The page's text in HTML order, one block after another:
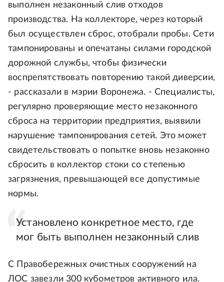
выполнен незаконный слив отходов
производства. На коллекторе, через который
был осуществлен сброс, отобрали пробы. Сети
тампонированы и опечатаны силами городской
дорожной службы, чтобы физически
воспрепятствовать повторению такой диверсии,
- рассказали в мэрии Воронежа. - Специалисты,
регулярно проверяющие место незаконного
сброса на территории предприятия, выявили
нарушение тампонирования сетей. Это может
свидетельствовать о попытке вновь незаконно
сбросить в коллектор стоки со степенью
загрязнения, превышающей все допустимые
нормы.
Установлено конкретное место, где
мог быть выполнен незаконный слив
С Правобережных очистных сооружений на
ЛОС завезли 300 кубометров активного ила.